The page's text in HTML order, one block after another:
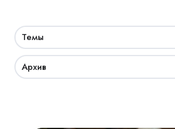
Темы
Архив